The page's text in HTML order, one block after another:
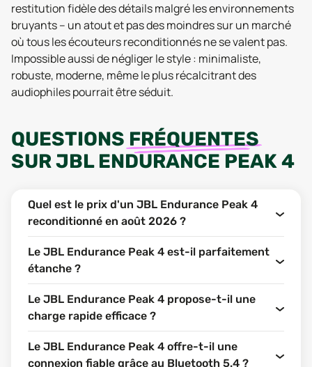
restitution fidèle des détails malgré les environnements
bruyants – un atout et pas des moindres sur un marché
où tous les écouteurs reconditionnés ne se valent pas.
Impossible aussi de négliger le style : minimaliste,
robuste, moderne, même le plus récalcitrant des
audiophiles pourrait être séduit.
QUESTIONS FRÉQUENTES
SURJBL ENDURANCE PEAK 4
Quel est le prix d'un JBL Endurance Peak 4
reconditionné en août 2026 ?
Le JBL Endurance Peak 4 est-il parfaitement
étanche ?
Le JBL Endurance Peak 4 propose-t-il une
charge rapide efficace ?
Le JBL Endurance Peak 4 offre-t-il une
connexion fiable grâce au Bluetooth 5.4 ?